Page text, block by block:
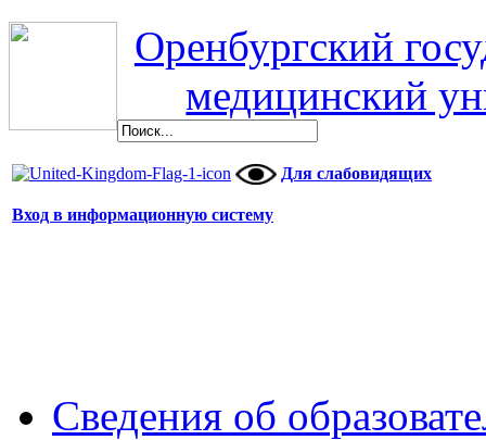
Оренбургский
медицинский
Для слабовидящих
Вход в информационную систему
Сведения об